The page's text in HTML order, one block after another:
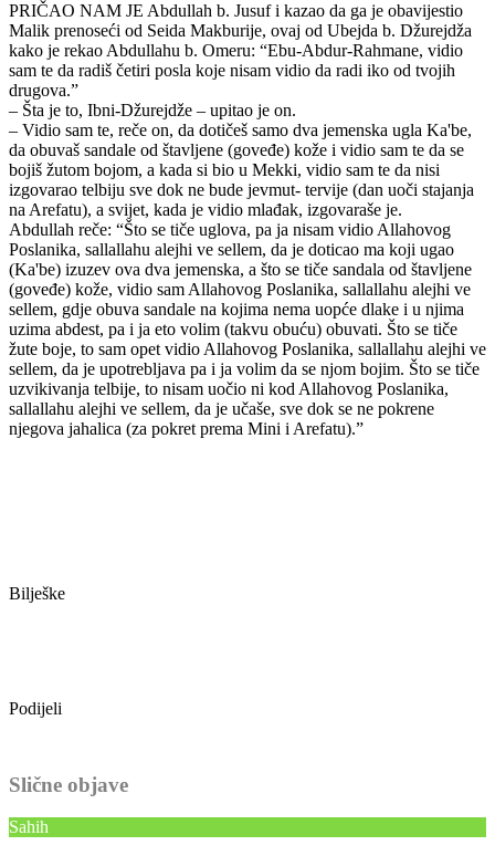
PRIČAO NAM JE Abdullah b. Jusuf i kazao da ga je obavijestio
Malik prenoseći od Seida Makburije, ovaj od Ubejda b. Džurejdža
kako je rekao Abdullahu b. Omeru: “Ebu-Abdur-Rahmane, vidio
sam te da radiš četiri posla koje nisam vidio da radi iko od tvojih
drugova.”
– Šta je to, Ibni-Džurejdže – upitao je on.
– Vidio sam te, reče on, da dotičeš samo dva jemenska ugla Ka'be,
da obuvaš sandale od štavljene (goveđe) kože i vidio sam te da se
bojiš žutom bojom, a kada si bio u Mekki, vidio sam te da nisi
izgovarao telbiju sve dok ne bude jevmut- tervije (dan uoči stajanja
na Arefatu), a svijet, kada je vidio mlađak, izgovaraše je.
Abdullah reče: “Što se tiče uglova, pa ja nisam vidio Allahovog
Poslanika, sallallahu alejhi ve sellem, da je doticao ma koji ugao
(Ka'be) izuzev ova dva jemenska, a što se tiče sandala od štavljene
(goveđe) kože, vidio sam Allahovog Poslanika, sallallahu alejhi ve
sellem, gdje obuva sandale na kojima nema uopće dlake i u njima
uzima abdest, pa i ja eto volim (takvu obuću) obuvati. Što se tiče
žute boje, to sam opet vidio Allahovog Poslanika, sallallahu alejhi ve
sellem, da je upotrebljava pa i ja volim da se njom bojim. Što se tiče
uzvikivanja telbije, to nisam uočio ni kod Allahovog Poslanika,
sallallahu alejhi ve sellem, da je učaše, sve dok se ne pokrene
njegova jahalica (za pokret prema Mini i Arefatu).”
Bilješke
Podijeli
Slične objave
Sahih